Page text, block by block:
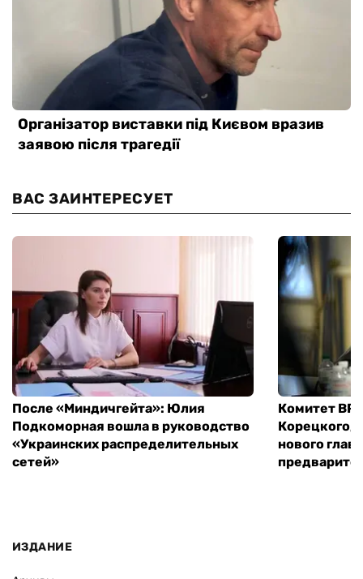
ВАС ЗАИНТЕРЕСУЕТ
После «Миндичгейта»: Юлия
Подкоморная вошла в руководство
«Украинских распределительных
сетей»
Комитет ВР
Корецкого,
нового
ИЗДАНИЕ